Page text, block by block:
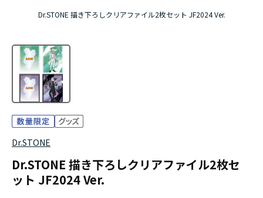
『ふつつかな悪女ではございますが ～雛宮蝶鼠と
Dr.STONE 描き下ろしクリアファイル2枚セット JF2024 Ver.
Dr.STONE
Dr.STONE 描き下ろしクリアファイル2枚セ
ット JF2024 Ver.